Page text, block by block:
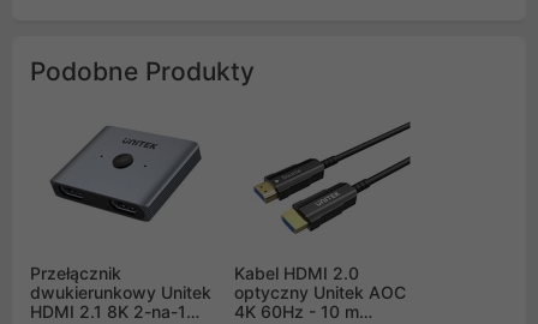
Podobne Produkty
Przełącznik
dwukierunkowy Unitek
HDMI 2.1 8K 2-na-1
Kabel HDMI 2.0
optyczny Unitek AOC
4K 60Hz - 10 m